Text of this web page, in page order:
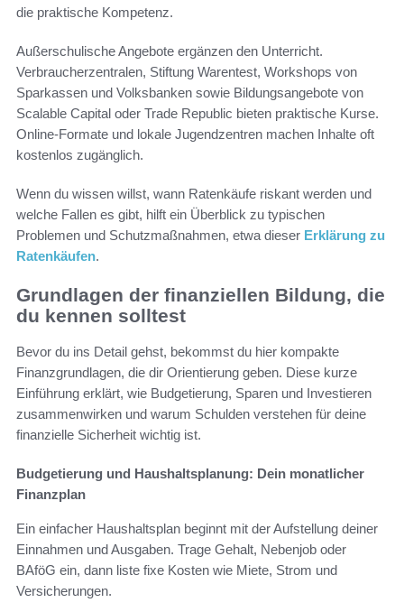
die praktische Kompetenz.
Außerschulische Angebote ergänzen den Unterricht.
Verbraucherzentralen, Stiftung Warentest, Workshops von
Sparkassen und Volksbanken sowie Bildungsangebote von
Scalable Capital oder Trade Republic bieten praktische Kurse.
Online-Formate und lokale Jugendzentren machen Inhalte oft
kostenlos zugänglich.
Wenn du wissen willst, wann Ratenkäufe riskant werden und
welche Fallen es gibt, hilft ein Überblick zu typischen
Problemen und Schutzmaßnahmen, etwa dieser Erklärung zu
Ratenkäufen.
Grundlagen der finanziellen Bildung, die
du kennen solltest
Bevor du ins Detail gehst, bekommst du hier kompakte
Finanzgrundlagen, die dir Orientierung geben. Diese kurze
Einführung erklärt, wie Budgetierung, Sparen und Investieren
zusammenwirken und warum Schulden verstehen für deine
finanzielle Sicherheit wichtig ist.
Budgetierung und Haushaltsplanung: Dein monatlicher
Finanzplan
Ein einfacher Haushaltsplan beginnt mit der Aufstellung deiner
Einnahmen und Ausgaben. Trage Gehalt, Nebenjob oder
BAföG ein, dann liste fixe Kosten wie Miete, Strom und
Versicherungen.